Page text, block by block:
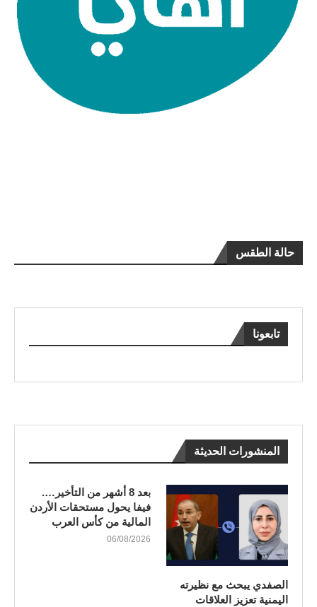
حالة الطقس
تابعونا
المنشورات الحديثة
الصفدي يبحث مع نظيرته
اليمنية تعزيز العلاقات
بعد 8 أشهر من التأخير….
فيفا يحول مستحقات الأردن
المالية من كأس العرب
06/08/2026